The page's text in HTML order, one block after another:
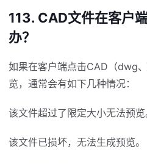
113. CAD文件在客户
办？
如果在客户端点击CAD（dwg
览，通常会有如下几种情况：
该文件超过了限定大小无法预览
该文件已损坏，无法生成预览。